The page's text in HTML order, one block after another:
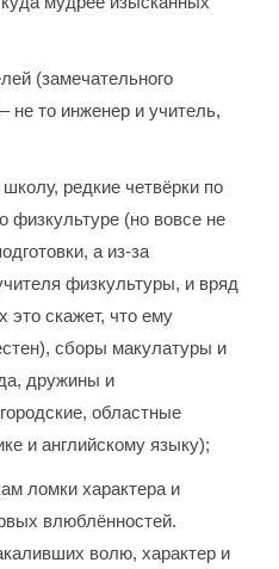
(замечательного
не то инженер и учитель,
редкие четвёрки по
физкультуре (но вовсе не
а из-за
физкультуры, и вряд
это скажет, что ему
сборы макулатуры и
дружины и
областные
и английскому языку);
ломки характера и
влюблённостей.
волю, характер и